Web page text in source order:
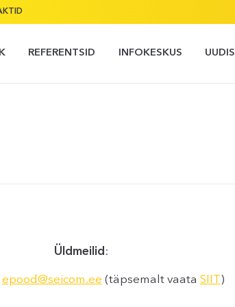
REFERENTSID INFOKESKUS
Üldmeilid :
epood@seicom.ee (täpsemalt vaata SIIT )